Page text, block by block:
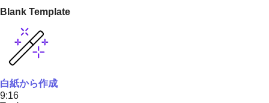
Blank Template
白紙から作成
9:16